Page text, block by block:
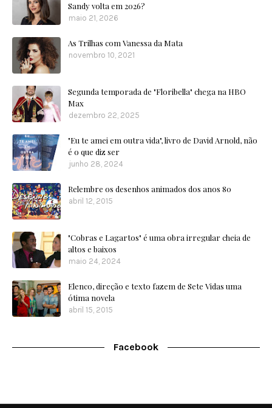
Sandy volta em 2026?
maio 21, 2026
As Trilhas com Vanessa da Mata
novembro 10, 2021
Segunda temporada de "Floribella" chega na HBO
Max
dezembro 22, 2025
"Eu te amei em outra vida", livro de David Arnold, não
é o que diz ser
junho 28, 2024
Relembre os desenhos animados dos anos 80
abril 12, 2015
"Cobras e Lagartos" é uma obra irregular cheia de
altos e baixos
maio 24, 2024
Elenco, direção e texto fazem de Sete Vidas uma
ótima novela
abril 15, 2015
Facebook